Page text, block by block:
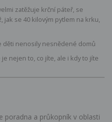
zatěžuje krční páteř, se
se 40 kilovým pytlem na krku,
děti nenosily nesnědené domů
nejen to, co jíte, ale i kdy to jíte
poradna a průkopník v oblasti